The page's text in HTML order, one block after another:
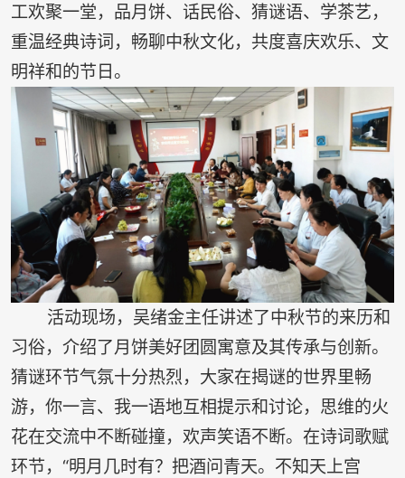
工欢聚一堂，品月饼、话民俗、猜谜语、学茶艺，
重温经典诗词，畅聊中秋文化，共度喜庆欢乐、文
明祥和的节日。
活动现场，吴绪金主任讲述了中秋节的来历和
习俗，介绍了月饼美好团圆寓意及其传承与创新。
猜谜环节气氛十分热烈，大家在揭谜的世界里畅
游，你一言、我一语地互相提示和讨论，思维的火
花在交流中不断碰撞，欢声笑语不断。在诗词歌赋
环节，“明月几时有？把酒问青天。不知天上宫